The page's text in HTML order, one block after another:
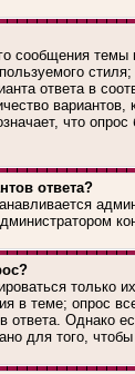
сообщения
ответа в
что
ответа?
только
в теме; опрос
ответа. Однако
для того,